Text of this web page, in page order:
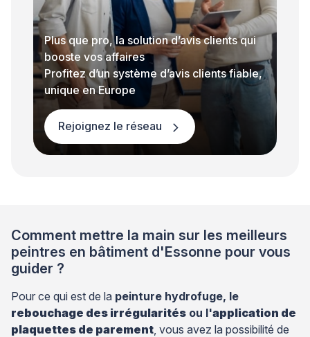
Plus que pro, la solution d’avis clients qui
booste vos affaires
Profitez d’un système d’avis clients fiable,
unique en Europe
Rejoignez le réseau
Comment mettre la main sur les meilleurs
peintres en bâtiment d'Essonne pour vous
guider ?
Pour ce qui est de la peinture hydrofuge, le
rebouchage des irrégularités ou l'application de
plaquettes de parement , vous avez la possibilité de